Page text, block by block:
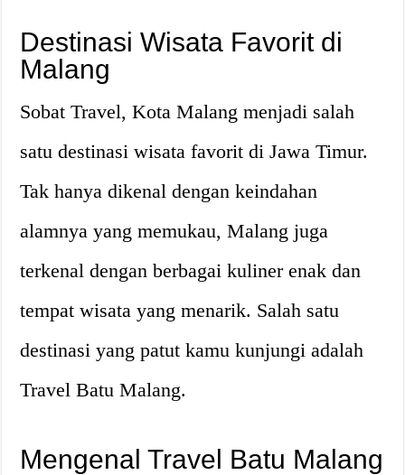
Destinasi Wisata Favorit di
Malang
Sobat Travel, Kota Malang menjadi salah
satu destinasi wisata favorit di Jawa Timur.
Tak hanya dikenal dengan keindahan
alamnya yang memukau, Malang juga
terkenal dengan berbagai kuliner enak dan
tempat wisata yang menarik. Salah satu
destinasi yang patut kamu kunjungi adalah
Travel Batu Malang.
Mengenal Travel Batu Malang